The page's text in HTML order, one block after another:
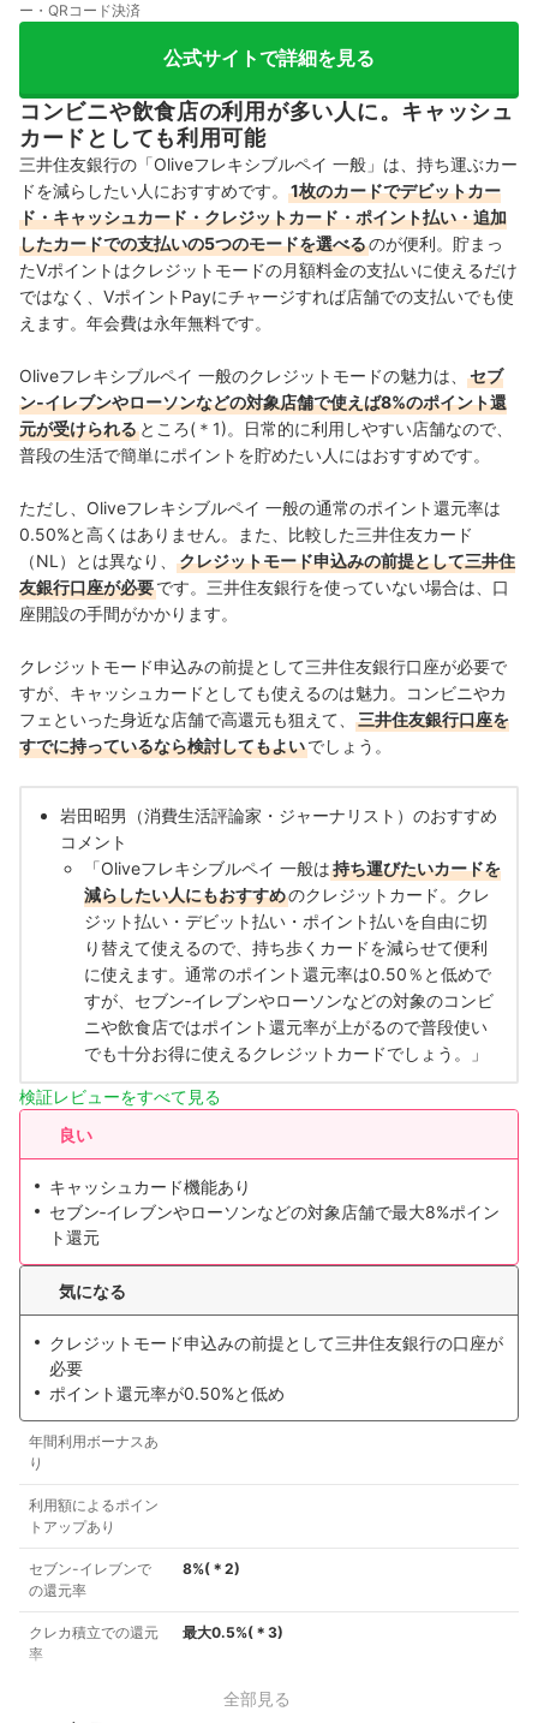
ー・QRコード決済
公式サイトで詳細を見る
コンビニや飲食店の利用が多い人に。キャッシュ
カードとしても利用可能
三井住友銀行の「Oliveフレキシブルペイ 一般」は、持ち運ぶカー
ドを減らしたい人におすすめです。
1枚のカードでデビットカー
ド・キャッシュカード・クレジットカード・ポイント払い・追加
したカードでの支払いの5つのモードを選べるのが便利。貯まっ
たVポイントはクレジットモードの月額料金の支払いに使えるだけ
ではなく、VポイントPayにチャージすれば店舗での支払いでも使
えます。年会費は永年無料です。
Oliveフレキシブルペイ 一般のクレジットモードの魅力は、
セブ
ン‐イレブンやローソンなどの対象店舗で使えば8%のポイント還
元が受けられる ところ(＊1)。日常的に利用しやすい店舗なので、
普段の生活で簡単にポイントを貯めたい人にはおすすめです。
ただし、Oliveフレキシブルペイ 一般の通常のポイント還元率は
0.50%と高くはありません。また、比較した三井住友カード
（NL）とは異なり、
クレジットモード申込みの前提として三井住
友銀行口座が必要です。三井住友銀行を使っていない場合は、口
座開設の手間がかかります。
クレジットモード申込みの前提として三井住友銀行口座が必要で
すが、キャッシュカードとしても使えるのは魅力。コンビニやカ
フェといった身近な店舗で高還元も狙えて、
三井住友銀行口座を
すでに持っているなら検討してもよいでしょう。
岩田昭男（消費生活評論家・ジャーナリスト）のおすすめ
コメント
「Oliveフレキシブルペイ 一般は持ち運びたいカードを
減らしたい人にもおすすめのクレジットカード。クレ
ジット払い・デビット払い・ポイント払いを自由に切
り替えて使えるので、持ち歩くカードを減らせて便利
に使えます。通常のポイント還元率は0.50％と低めで
すが、セブン‐イレブンやローソンなどの対象のコンビ
ニや飲食店ではポイント還元率が上がるので普段使い
でも十分お得に使えるクレジットカードでしょう。」
検証レビューをすべて見る
良い
キャッシュカード機能あり
セブン‐イレブンやローソンなどの対象店舗で最大8%ポイン
ト還元
気になる
クレジットモード申込みの前提として三井住友銀行の口座が
必要
ポイント還元率が0.50%と低め
年間利用ボーナスあ
り
利用額によるポイン
トアップあり
セブン-イレブンで
の還元率
8%(＊ 2)
クレカ積立での還元
率
最大0.5%(＊ 3)
全部見る